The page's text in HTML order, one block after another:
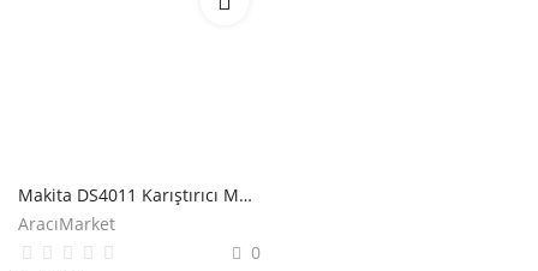
Makita DS4011 Karıştırıcı Matkap
AracıMarket
0